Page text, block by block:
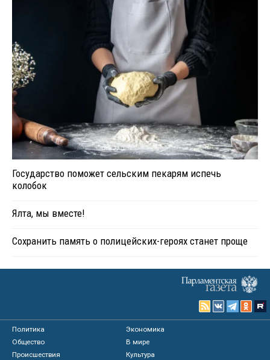
Государство поможет сельским пекарям испечь
колобок
Ялта, мы вместе!
Сохранить память о полицейских-героях станет проще
Политика
Экономика
Общество
В мире
Происшествия
Культура